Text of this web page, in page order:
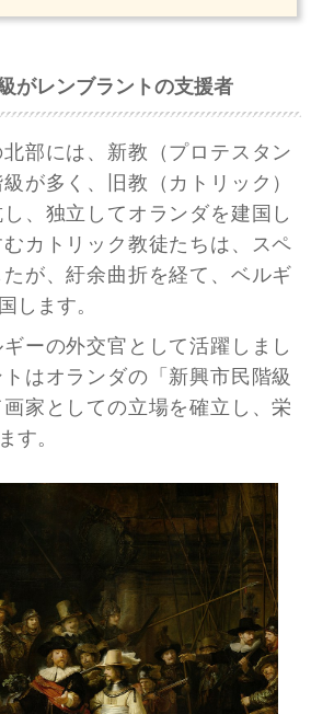
がレンブラントの支援者
部には、新教（プロテスタン
が多く、旧教（カトリック）
、独立してオランダを建国し
カトリック教徒たちは、スペ
が、紆余曲折を経て、ベルギ
します。
ーの外交官として活躍しまし
はオランダの「新興市民階級
家としての立場を確立し、栄
す。